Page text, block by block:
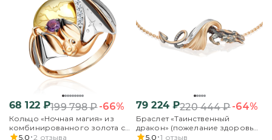
68 122₽199 798₽-66%
Кольцо «Ночная магия» из
комбинированного золота с
аметистом и бесцветными
5.0 2 отзыва
79 224₽220 444₽-64%
Браслет «Таинственный
дракон» (пожелание здоровья)
из комбинированного золота
5.0 1 отзыв